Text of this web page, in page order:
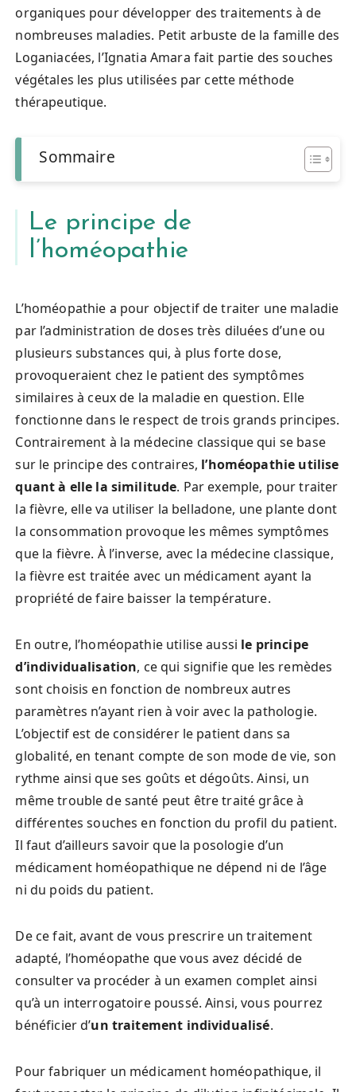
organiques pour développer des traitements à de
nombreuses maladies. Petit arbuste de la famille des
Loganiacées, l’Ignatia Amara fait partie des souches
végétales les plus utilisées par cette méthode
thérapeutique.
Sommaire
Le principe de
l’homéopathie
L’homéopathie a pour objectif de traiter une maladie
par l’administration de doses très diluées d’une ou
plusieurs substances qui, à plus forte dose,
provoqueraient chez le patient des symptômes
similaires à ceux de la maladie en question. Elle
fonctionne dans le respect de trois grands principes.
Contrairement à la médecine classique qui se base
sur le principe des contraires, l’homéopathie utilise
quant à elle la similitude. Par exemple, pour traiter
la fièvre, elle va utiliser la belladone, une plante dont
la consommation provoque les mêmes symptômes
que la fièvre. À l’inverse, avec la médecine classique,
la fièvre est traitée avec un médicament ayant la
propriété de faire baisser la température.
En outre, l’homéopathie utilise aussi le principe
d’individualisation, ce qui signifie que les remèdes
sont choisis en fonction de nombreux autres
paramètres n’ayant rien à voir avec la pathologie.
L’objectif est de considérer le patient dans sa
globalité, en tenant compte de son mode de vie, son
rythme ainsi que ses goûts et dégoûts. Ainsi, un
même trouble de santé peut être traité grâce à
différentes souches en fonction du profil du patient.
Il faut d’ailleurs savoir que la posologie d’un
médicament homéopathique ne dépend ni de l’âge
ni du poids du patient.
De ce fait, avant de vous prescrire un traitement
adapté, l’homéopathe que vous avez décidé de
consulter va procéder à un examen complet ainsi
qu’à un interrogatoire poussé. Ainsi, vous pourrez
bénéficier d’un traitement individualisé.
Pour fabriquer un médicament homéopathique, il